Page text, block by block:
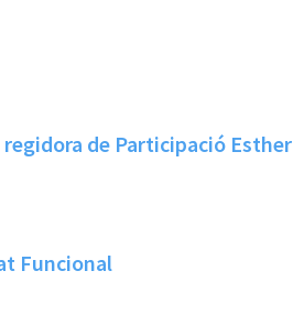
de Participació Esther
Funcional